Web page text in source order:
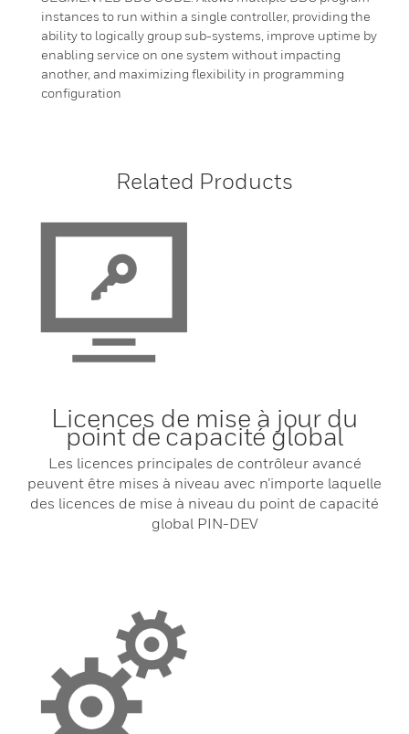
instances to run within a single controller, providing the
ability to logically group sub-systems, improve uptime by
enabling service on one system without impacting
another, and maximizing flexibility in programming
configuration
Related Products
Licences de mise à jour du
point de capacité global
Les licences principales de contrôleur avancé
peuvent être mises à niveau avec n’importe laquelle
des licences de mise à niveau du point de capacité
global PIN-DEV